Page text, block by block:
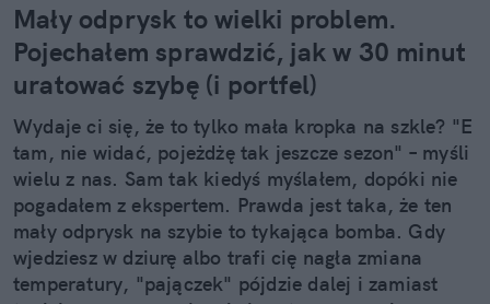
Mały odprysk to wielki problem.
Pojechałem sprawdzić, jak w 30 minut
uratować szybę (i portfel)
Wydaje ci się, że to tylko mała kropka na szkle? "E
tam, nie widać, pojeżdżę tak jeszcze sezon" – myśli
wielu z nas. Sam tak kiedyś myślałem, dopóki nie
pogadałem z ekspertem. Prawda jest taka, że ten
mały odprysk na szybie to tykająca bomba. Gdy
wjedziesz w dziurę albo trafi cię nagła zmiana
temperatury, "pajączek" pójdzie dalej i zamiast